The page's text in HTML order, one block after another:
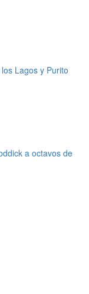
Lagos y Purito
a octavos de